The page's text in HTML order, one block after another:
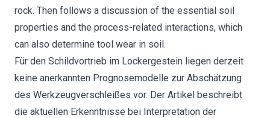
rock. Then follows a discussion of the essential soil
properties and the process-related interactions, which
can also determine tool wear in soil.
Für den Schildvortrieb im Lockergestein liegen derzeit
keine anerkannten Prognosemodelle zur Abschätzung
des Werkzeugverschleißes vor. Der Artikel beschreibt
die aktuellen Erkenntnisse bei Interpretation der